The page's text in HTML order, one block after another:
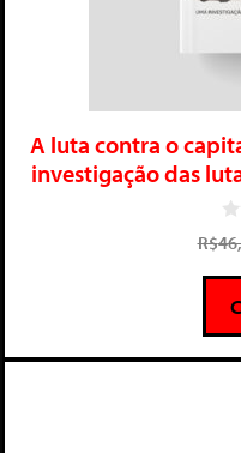
A luta contra o
investigação das
0
d
5
R$